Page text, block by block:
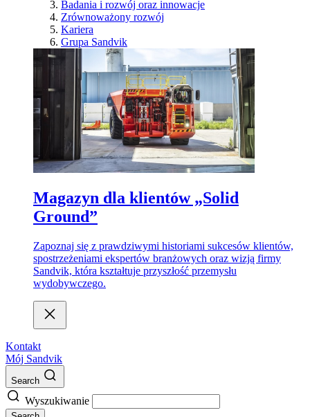
Badania i rozwój oraz innowacje
Zrównoważony rozwój
Kariera
Grupa Sandvik
Magazyn dla klientów „Solid
Ground”
Zapoznaj się z prawdziwymi historiami sukcesów klientów,
spostrzeżeniami ekspertów branżowych oraz wizją firmy
Sandvik, która kształtuje przyszłość przemysłu
wydobywczego.
Kontakt
Mój Sandvik
Search
Wyszukiwanie